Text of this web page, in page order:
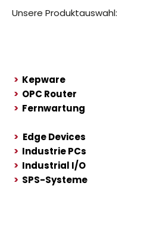
Unsere Produktauswahl:
> Kepware
> OPC Router
> Fernwartung
> Edge Devices
> Industrie PCs
> Industrial I/O
> SPS-Systeme